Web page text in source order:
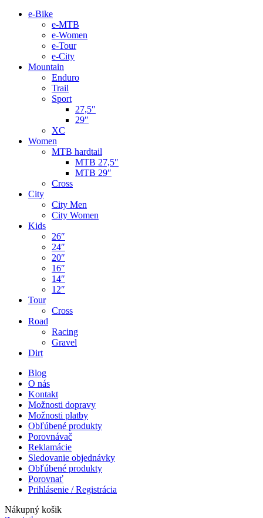
e-Bike
e-MTB
e-Women
e-Tour
e-City
Mountain
Enduro
Trail
Sport
27,5″
29″
XC
Women
MTB hardtail
MTB 27,5″
MTB 29″
Cross
City
City Men
City Women
Kids
26″
24″
20″
16″
14″
12″
Tour
Cross
Road
Racing
Gravel
Dirt
Blog
O nás
Kontakt
Možnosti dopravy
Možnosti platby
Obľúbené produkty
Porovnávač
Reklamácie
Sledovanie objednávky
Obľúbené produkty
Porovnať
Prihlásenie / Registrácia
Nákupný košik